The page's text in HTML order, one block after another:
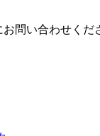
問い合わせくだ